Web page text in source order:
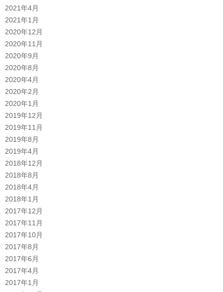
2021年4月
2021年1月
2020年12月
2020年11月
2020年9月
2020年8月
2020年4月
2020年2月
2020年1月
2019年12月
2019年11月
2019年8月
2019年4月
2018年12月
2018年8月
2018年4月
2018年1月
2017年12月
2017年11月
2017年10月
2017年8月
2017年6月
2017年4月
2017年1月